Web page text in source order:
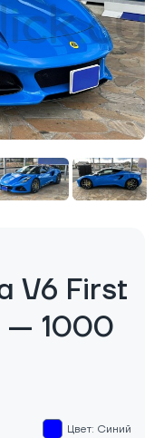
V6 First
— 1000
Цвет: Синий